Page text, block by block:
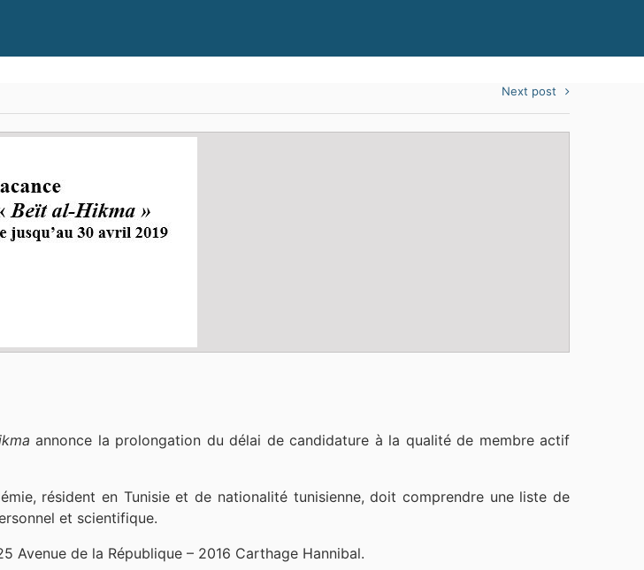
Next post
annonce la prolongation du délai de candidature à la qualité de membre actif
résident en Tunisie et de nationalité tunisienne, doit comprendre une liste de
et scientifique.
Avenue de la République – 2016 Carthage Hannibal.